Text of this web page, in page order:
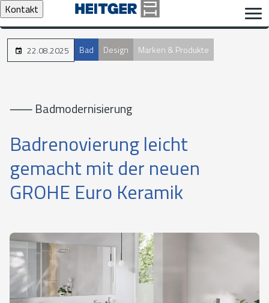
Kontakt
22.08.2025 Bad Design Marken & Produkte
⸺ Badmodernisierung
Badrenovierung leicht
gemacht mit der neuen
GROHE Euro Keramik